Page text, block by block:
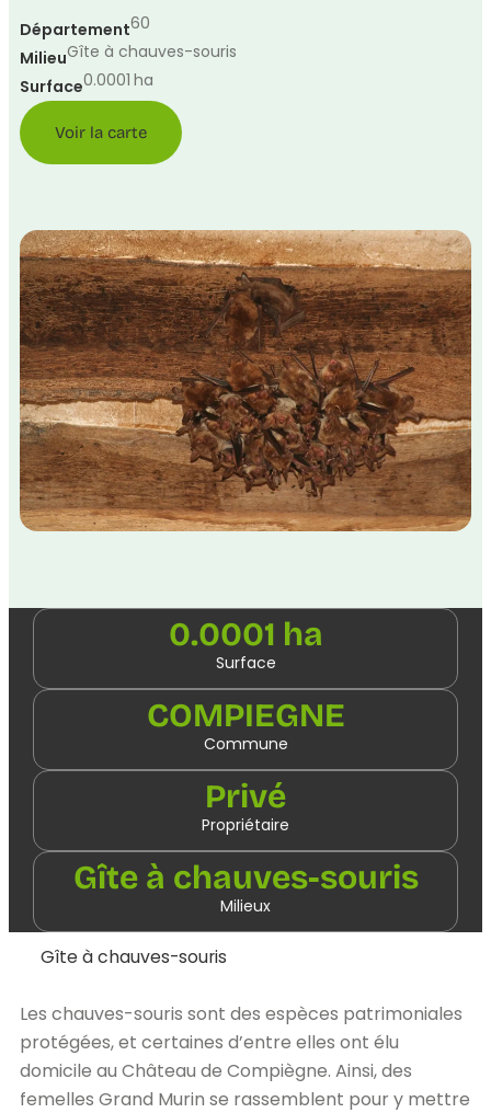
Département60
MilieuGîte à chauves-souris
Surface0.0001 ha
Voir la carte
0.0001 ha
Surface
COMPIEGNE
Commune
Privé
Propriétaire
Gîte à chauves-souris
Milieux
Gîte à chauves-souris
Les chauves-souris sont des espèces patrimoniales
protégées, et certaines d’entre elles ont élu
domicile au Château de Compiègne. Ainsi, des
femelles Grand Murin se rassemblent pour y mettre